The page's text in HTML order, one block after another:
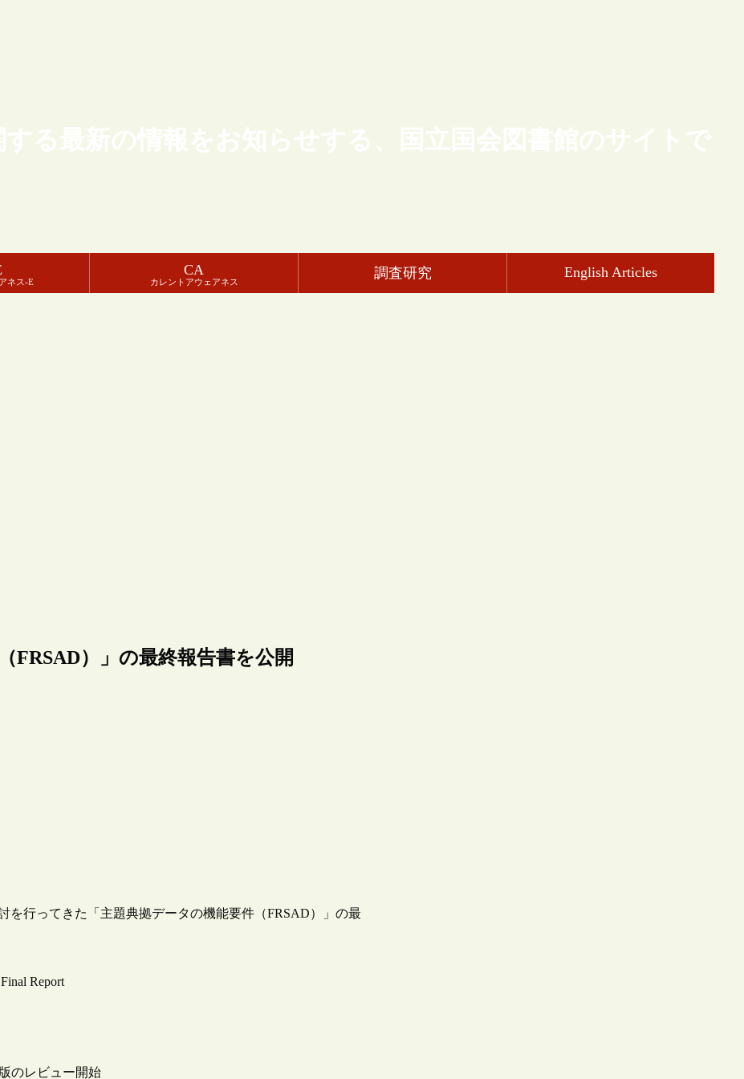
る最新の情報をお知らせする、国立国会図書館のサイトで
ネス-E
CA
カレントアウェアネス
調査研究 English Articles
FRSAD）」の最終報告書を公開
を行ってきた「主題典拠データの機能要件（FRSAD）」の最
Report
のレビュー開始